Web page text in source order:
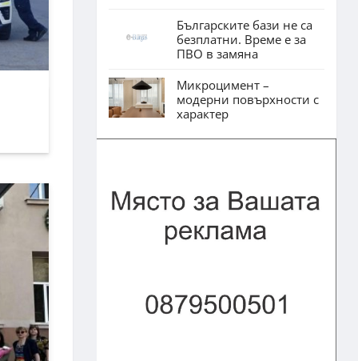
Българските бази не са
безплатни. Време е за
ПВО в замяна
Микроцимент –
модерни повърхности с
характер